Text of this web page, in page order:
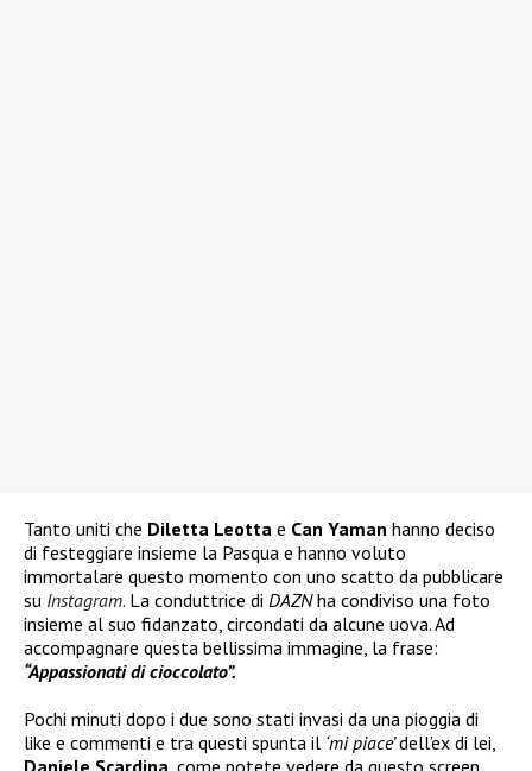
Tanto uniti che Diletta Leotta e Can Yaman hanno deciso
di festeggiare insieme la Pasqua e hanno voluto
immortalare questo momento con uno scatto da pubblicare
su Instagram. La conduttrice di DAZNha condiviso una foto
insieme al suo fidanzato, circondati da alcune uova. Ad
accompagnare questa bellissima immagine, la frase:
“Appassionati di cioccolato”.
Pochi minuti dopo i due sono stati invasi da una pioggia di
like e commenti e tra questi spunta il ‘mi piace’dell’ex di lei,
Daniele Scardina , come potete vedere da questo screen.